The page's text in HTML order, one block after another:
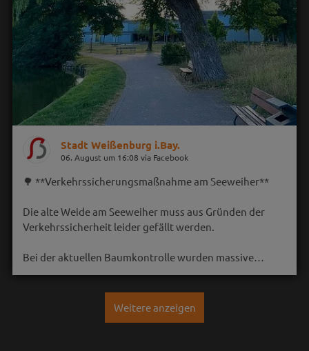
Stadt Weißenburg i.Bay.
06. August um 16:08 via Facebook
🌳 **Verkehrssicherungsmaßnahme am Seeweiher**
Die alte Weide am Seeweiher muss aus Gründen der
Verkehrssicherheit leider gefällt werden.
Bei der aktuellen Baumkontrolle wurden massive…
Weitere anzeigen